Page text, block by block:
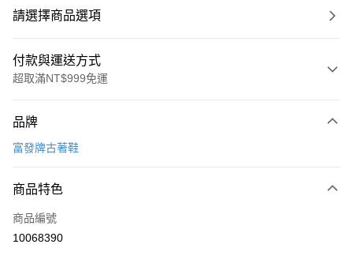
請選擇商品選項
付款與運送方式
超取滿NT$999免運
信用卡一次付款
LINE Pay
Apple Pay
品牌
富發牌古著鞋
商品特色
商品編號
10068390